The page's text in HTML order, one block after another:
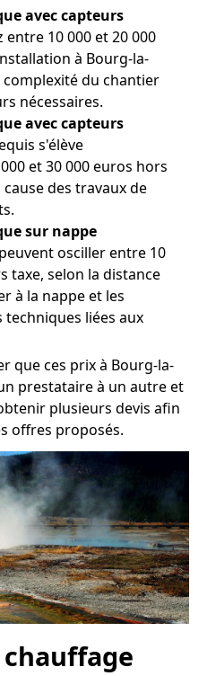
avec capteurs
entre 10 000 et 20 000
à Bourg-la-
du chantier
nécessaires.
avec capteurs
s'élève
et 30 000 euros hors
des travaux de
sur nappe
osciller entre 10
taxe, selon la distance
à la nappe et les
liées aux
que ces prix à Bourg-la-
prestataire à un autre et
plusieurs devis afin
offres proposés.